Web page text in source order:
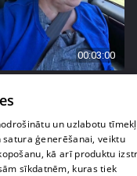
00:03:00
un uzlabotu
ģenerēšanai, veiktu
kā arī produktu
sīkdatnēm, kuras tiek